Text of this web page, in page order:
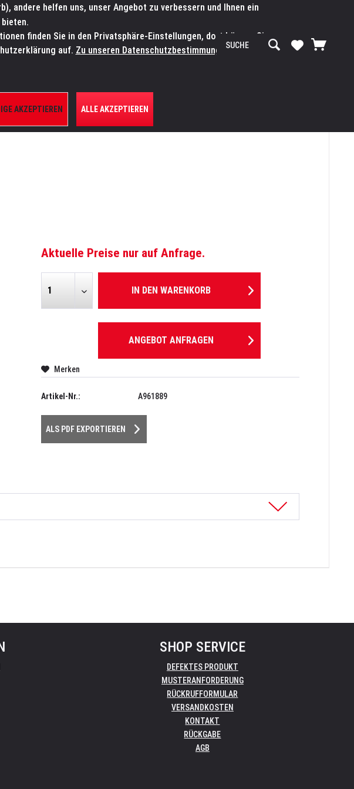
7: sales@lmp.de SERVICE-WERKSTATT Service/Hilfe
SERVICE ÜBER UNS
Aktuelle Preise nur auf Anfrage.
IN DEN WARENKORB
ANGEBOT ANFRAGEN
Merken
Artikel-Nr.: A961889
ALS PDF EXPORTIEREN
SHOP SERVICE
DEFEKTES PRODUKT
MUSTERANFORDERUNG
RÜCKRUFFORMULAR
VERSANDKOSTEN
KONTAKT
RÜCKGABE
AGB
andere helfen uns, unser Angebot zu verbessern und Ihnen ein
finden Sie in den Privatsphäre-Einstellungen, dort können Sie
auf. Zu unseren Datenschutzbestimmungen. Zum
AKZEPTIEREN ALLE AKZEPTIEREN